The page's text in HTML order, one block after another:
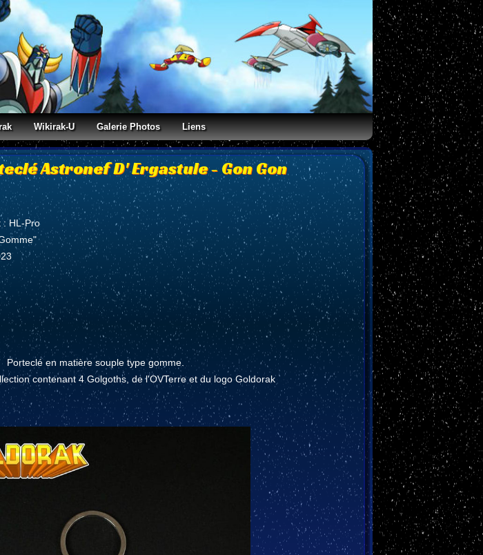
Wikirak-U Galerie Photos Liens
Astronef D' Ergastule - Gon Gon
: HL-Pro
Porteclé en matière souple type gomme.
contenant 4 Golgoths, de l'OVTerre et du logo Goldorak